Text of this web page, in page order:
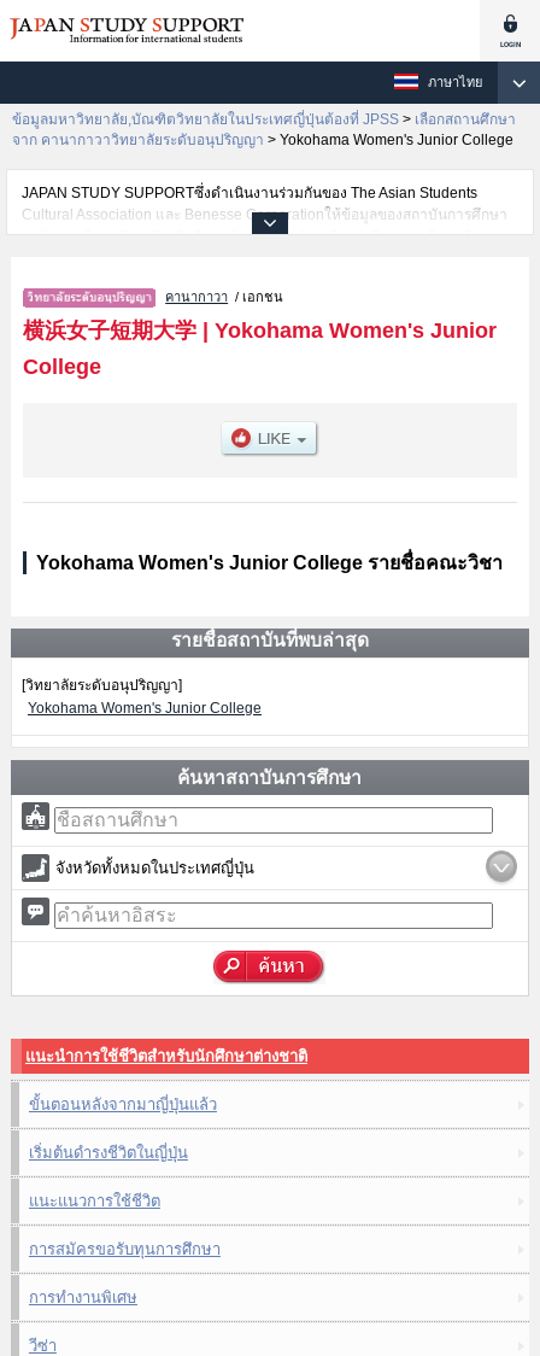
ภาษาไทย
ข้อมูลมหาวิทยาลัย,บัณฑิตวิทยาลัยในประเทศญี่ปุ่นต้องที่ JPSS > เลือกสถานศึกษา
จาก คานากาวาวิทยาลัยระดับอนุปริญญา > Yokohama Women's Junior College
JAPAN STUDY SUPPORTซึ่งดำเนินงานร่วมกันของ The Asian Students
Cultural Association และ Benesse Corporationให้ข้อมูลของสถาบันการศึกษา
ระดับมหาวิทยาลัย・บัณฑิตวิทยาลัย・วิทยาลัยระดับอนุปริญญา・วิทยาลัย
สำหรับนักศึกษาต่างชาติเช่นข้อมูลของแต่ละคณะ,ข้อมูลการสอบคัดเลือกเข้า
ศึกษาเช่นจำนวนคนที่รับสมัครหรือจำนวนคนที่ผ่านการสอบคัดเลือก
เป็นต้น,แนะนำสถานที่,การเดินทางเป็นต้นไว้ด้วยดังนั้นขอเชิญใช้บริการค้นหา
ข้อมูลตามอัธยาศัย
คานากาวา / เอกชน
横浜女子短期大学| Yokohama Women's Junior
College
Yokohama Women's Junior College รายชื่อคณะวิชา
รายชื่อสถาบันที่พบล่าสุด
[วิทยาลัยระดับอนุปริญญา]
Yokohama Women's Junior College
ค้นหาสถาบันการศึกษา
จังหวัดทั้งหมดในประเทศญี่ปุ่น
แนะนำการใช้ชีวิตสำหรับนักศึกษาต่างชาติ
ขั้นตอนหลังจากมาญี่ปุ่นแล้ว
เริ่มต้นดำรงชีวิตในญี่ปุ่น
แนะแนวการใช้ชีวิต
การสมัครขอรับทุนการศึกษา
การทำงานพิเศษ
วีซ่า